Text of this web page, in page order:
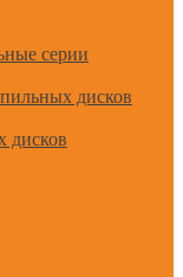
серии
дисков
дисков